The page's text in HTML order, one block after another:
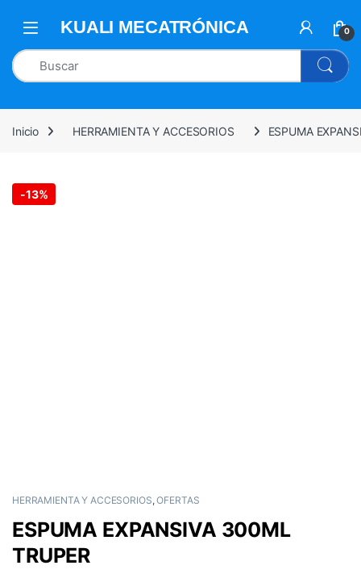
0
Inicio HERRAMIENTA Y ACCESORIOS ESPUMA
-13%
HERRAMIENTA Y ACCESORIOS,OFERTAS
ESPUMA EXPANSIVA 300ML
TRUPER